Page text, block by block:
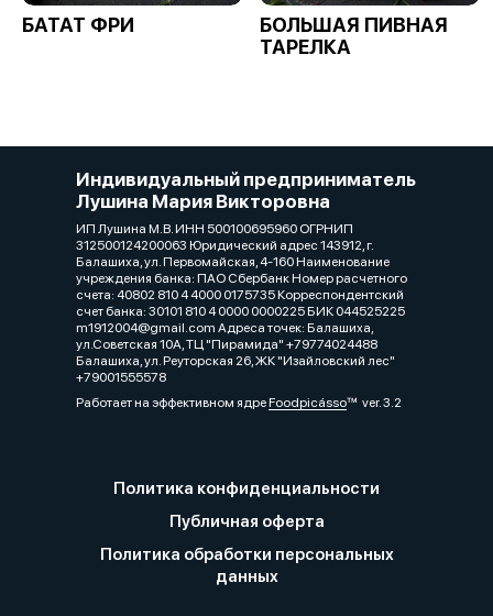
БАТАТ ФРИ
БОЛЬШАЯ ПИВНАЯ
ТАРЕЛКА
Индивидуальный предприниматель
Лушина Мария Викторовна
ИП Лушина М.В. ИНН 500100695960 ОГРНИП
312500124200063 Юридический адрес 143912, г.
Балашиха, ул. Первомайская, 4-160 Наименование
учреждения банка: ПАО Сбербанк Номер расчетного
счета: 40802 810 4 4000 0175735 Корреспондентский
счет банка: 30101 810 4 0000 0000225 БИК 044525225
m1912004@gmail.com Адреса точек: Балашиха,
ул.Советская 10А, ТЦ "Пирамида" +79774024488
Балашиха, ул. Реуторская 26, ЖК "Изайловский лес"
+79001555578
Работает на эффективном ядреFoodpicássover. 3.2
Политика конфиденциальности
Публичная оферта
Политика обработки персональных
данных